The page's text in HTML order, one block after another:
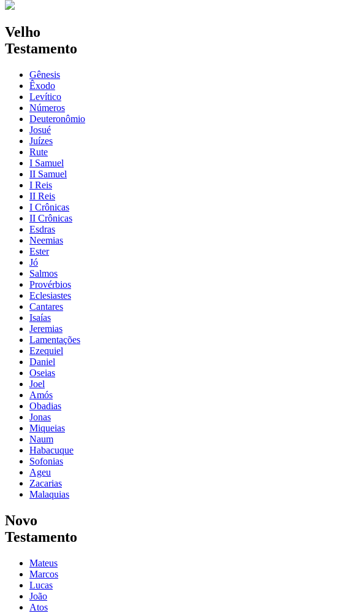
Velho
Testamento
Gênesis
Êxodo
Levítico
Números
Deuteronômio
Josué
Juízes
Rute
I Samuel
II Samuel
I Reis
II Reis
I Crônicas
II Crônicas
Esdras
Neemias
Ester
Jó
Salmos
Provérbios
Eclesiastes
Cantares
Isaías
Jeremias
Lamentações
Ezequiel
Daniel
Oseias
Joel
Amós
Obadias
Jonas
Miqueias
Naum
Habacuque
Sofonias
Ageu
Zacarias
Malaquias
Novo
Testamento
Mateus
Marcos
Lucas
João
Atos